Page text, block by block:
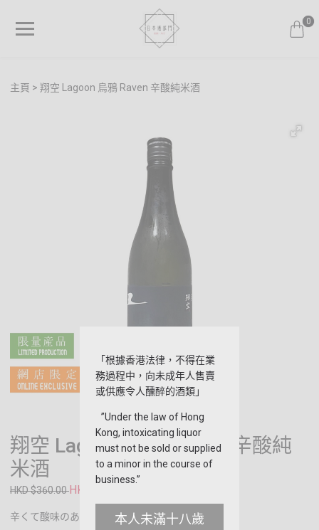
0
主頁 翔空 Lagoon 烏鴉 Raven 辛酸純米酒
翔空 Lagoon 烏鴉 Raven 辛酸純
米酒
HKD $360.00HKD $199.00
辛くて酸味のある純米酒!!!
「根據香港法律，不得在業
務過程中，向未成年人售賣
或供應令人醺醉的酒類」
”Under the law of Hong
Kong, intoxicating liquor
must not be sold or supplied
to a minor in the course of
business.”
本人未滿十八歲